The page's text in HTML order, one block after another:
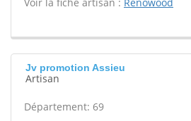
Jv promotion Assieu
Artisan
Département: 69